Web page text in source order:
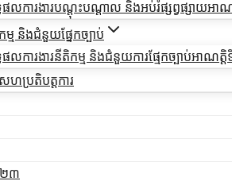
ផលការងារបណ្តុះបណ្តាល និងអប់រំផ្សព្វផ្សាយអា
ម្ម និងជំនួយផ្នែកច្បាប់
ផលការងារនីតិកម្ម និងជំនួយការផ្មែកច្បាប់អាណត្តិ
សហប្រតិបត្តការ
២៣